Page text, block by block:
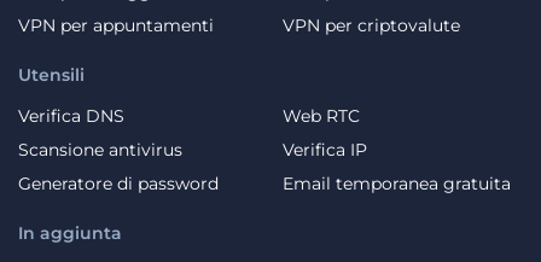
VPN per appuntamenti
VPN per criptovalute
In aggiunta
Utensili
Verifica DNS
Web RTC
Scansione antivirus
Verifica IP
Generatore di password
Email temporanea gratuita